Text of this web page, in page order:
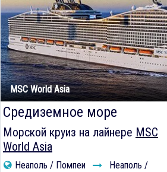
MSC World Asia
Средиземное море
Морской круиз на лайнере MSC
World Asia
Неаполь / Помпеи
Неаполь /